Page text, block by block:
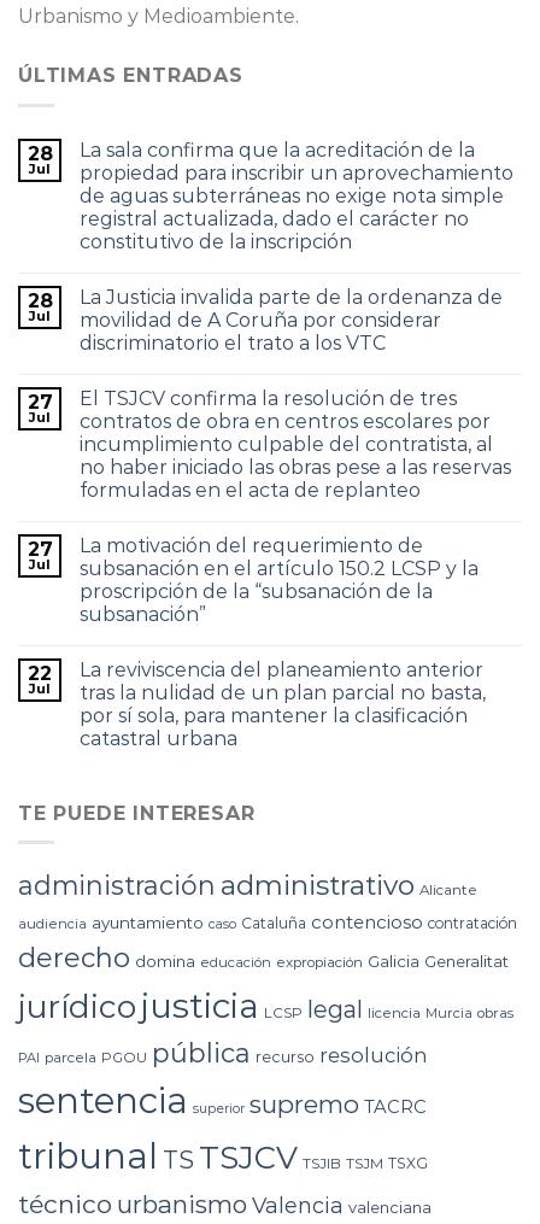
Urbanismo y Medioambiente.
ÚLTIMAS ENTRADAS
28
Jul
La sala confirma que la acreditación de la
propiedad para inscribir un aprovechamiento
de aguas subterráneas no exige nota simple
registral actualizada, dado el carácter no
constitutivo de la inscripción
28
Jul
La Justicia invalida parte de la ordenanza de
movilidad de A Coruña por considerar
discriminatorio el trato a los VTC
27
Jul
El TSJCV confirma la resolución de tres
contratos de obra en centros escolares por
incumplimiento culpable del contratista, al
no haber iniciado las obras pese a las reservas
formuladas en el acta de replanteo
27
Jul
La motivación del requerimiento de
subsanación en el artículo 150.2 LCSP y la
proscripción de la “subsanación de la
subsanación”
22
Jul
La reviviscencia del planeamiento anterior
tras la nulidad de un plan parcial no basta,
por sí sola, para mantener la clasificación
catastral urbana
TE PUEDE INTERESAR
administración administrativo Alicante
audiencia ayuntamiento caso Cataluña contencioso contratación
derecho domina educación expropiación Galicia Generalitat
jurídico justicia LCSP legal licencia Murcia obras
PAI parcela PGOU pública recurso resolución
sentencia superior supremo TACRC
tribunal TS TSJCV TSJIB TSJM TSXG
técnico urbanismo Valencia valenciana